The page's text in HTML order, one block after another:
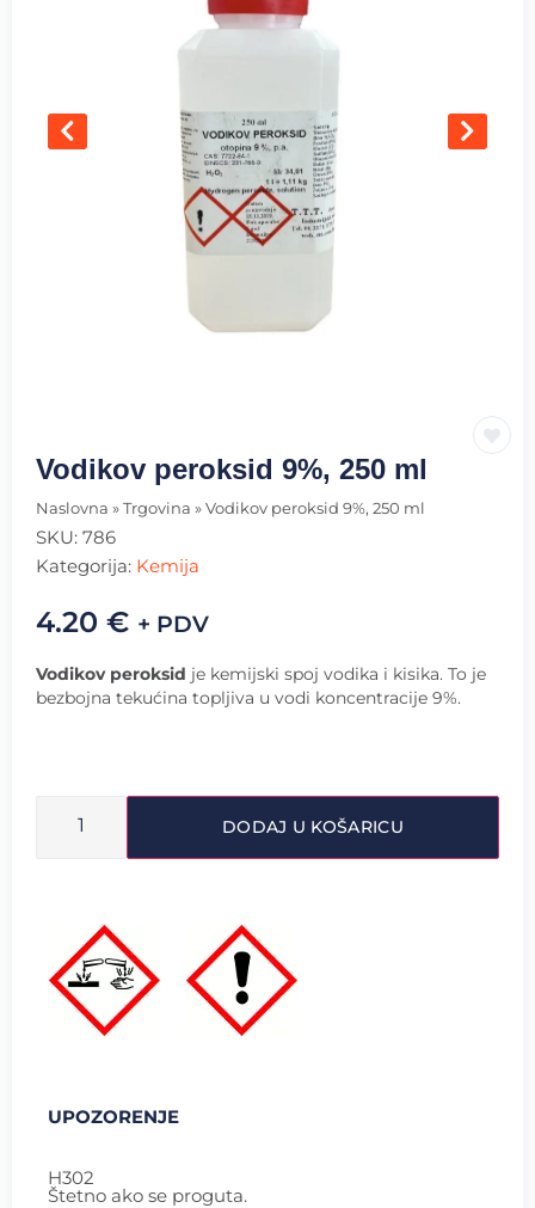
Vodikov peroksid 9%, 250 ml
Naslovna » Trgovina » Vodikov peroksid 9%, 250 ml
SKU: 786
Kategorija: Kemija
4.20 € + PDV
Vodikov peroksid je kemijski spoj vodika i kisika. To je
bezbojna tekućina topljiva u vodi koncentracije 9%.
DODAJ U KOŠARICU
UPOZORENJE
H302
Štetno ako se proguta.